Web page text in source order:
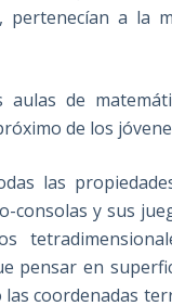
a la
de
de los
las
consolas y sus
pensar en
coordenadas